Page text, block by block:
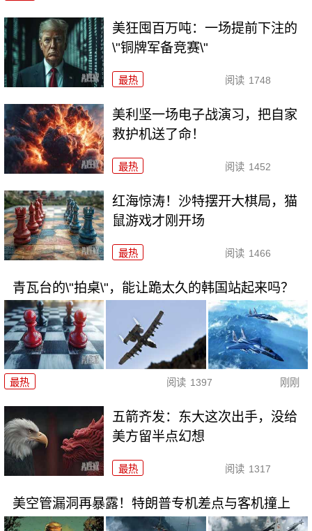
美狂囤百万吨：一场提前下注的
\"铜牌军备竞赛\"
最热 阅读 1748
美利坚一场电子战演习，把自家
救护机送了命！
最热 阅读 1452
红海惊涛！沙特摆开大棋局，猫
鼠游戏才刚开场
最热 阅读 1466
青瓦台的\"拍桌\"，能让跪太久的韩国站起来吗？
最热 阅读 1397 刚刚
五箭齐发：东大这次出手，没给
美方留半点幻想
最热 阅读 1317
美空管漏洞再暴露！特朗普专机差点与客机撞上